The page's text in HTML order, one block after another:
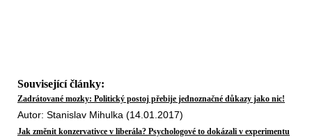
Související články:
Zadrátované mozky: Politický postoj přebije jednoznačné důkazy jako nic!
Autor: Stanislav Mihulka (14.01.2017)
Jak změnit konzervativce v liberála? Psychologové to dokázali v experimentu